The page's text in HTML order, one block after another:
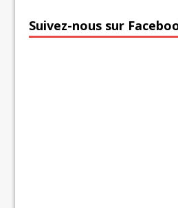
Suivez-nous sur